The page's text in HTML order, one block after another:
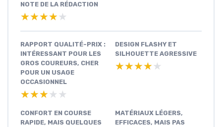
NOTE DE LA RÉDACTION
★★★★★
★★★★★
RAPPORT QUALITÉ-PRIX :
INTÉRESSANT POUR LES
GROS COUREURS, CHER
POUR UN USAGE
OCCASIONNEL
★★★★★
★★★★★
DESIGN FLASHY ET
SILHOUETTE AGRESSIVE
★★★★★
★★★★★
CONFORT EN COURSE
RAPIDE, MAIS QUELQUES
MATÉRIAUX LÉGERS,
EFFICACES, MAIS PAS